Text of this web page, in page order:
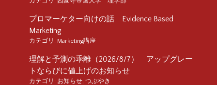
プロマーケター向けの話 Evidence Based
Marketing
カテゴリ: Marketing講座
理解と予測の乖離（2026/8/7） アップグレー
トならびに値上げのお知らせ
カテゴリ: お知らせ, つぶやき